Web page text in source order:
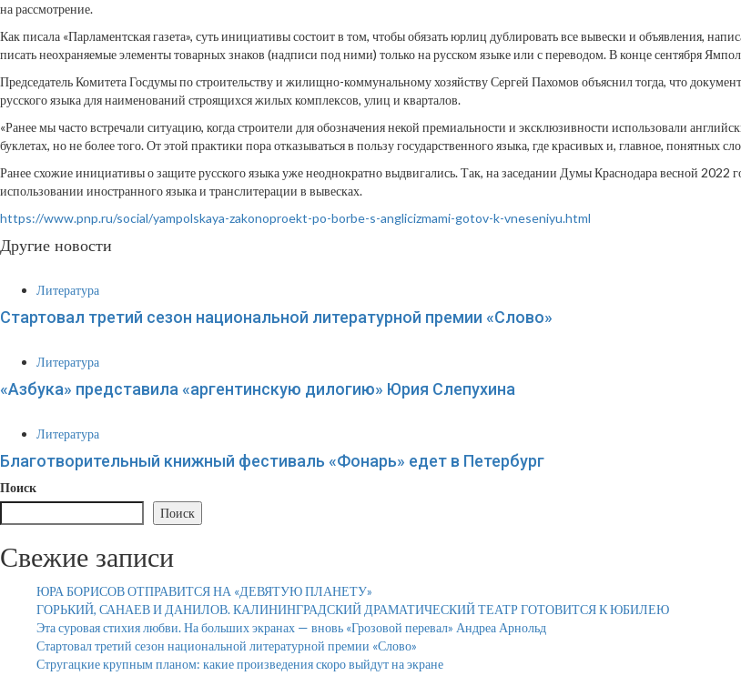
на рассмотрение.
Как писала «Парламентская газета», суть инициативы состоит в том, чтобы обязать юрлиц дублировать все вывески и объявления,
писать неохраняемые элементы товарных знаков (надписи под ними) только на русском языке или с переводом. В конце сентября
Председатель Комитета Госдумы по строительству и жилищно-коммунальному хозяйству Сергей Пахомов объяснил тогда, что
русского языка для наименований строящихся жилых комплексов, улиц и кварталов.
«Ранее мы часто встречали ситуацию, когда строители для обозначения некой премиальности и эксклюзивности использовали
буклетах, но не более того. От этой практики пора отказываться в пользу государственного языка, где красивых и, главное,
Ранее схожие инициативы о защите русского языка уже неоднократно выдвигались. Так, на заседании Думы Краснодара весной 2022
использовании иностранного языка и транслитерации в вывесках.
https://www.pnp.ru/social/yampolskaya-zakonoproekt-po-borbe-s-anglicizmami-gotov-k-vneseniyu.html
Другие новости
Литература
Стартовал третий сезон национальной литературной премии «Слово»
Литература
«Азбука» представила «аргентинскую дилогию» Юрия Слепухина
Литература
Благотворительный книжный фестиваль «Фонарь» едет в Петербург
Поиск
Поиск
Свежие записи
ЮРА БОРИСОВ ОТПРАВИТСЯ НА «ДЕВЯТУЮ ПЛАНЕТУ»
ГОРЬКИЙ, САНАЕВ И ДАНИЛОВ. КАЛИНИНГРАДСКИЙ ДРАМАТИЧЕСКИЙ ТЕАТР ГОТОВИТСЯ К ЮБИЛЕЮ
Эта суровая стихия любви. На больших экранах — вновь «Грозовой перевал» Андреа Арнольд
Стартовал третий сезон национальной литературной премии «Слово»
Стругацкие крупным планом: какие произведения скоро выйдут на экране